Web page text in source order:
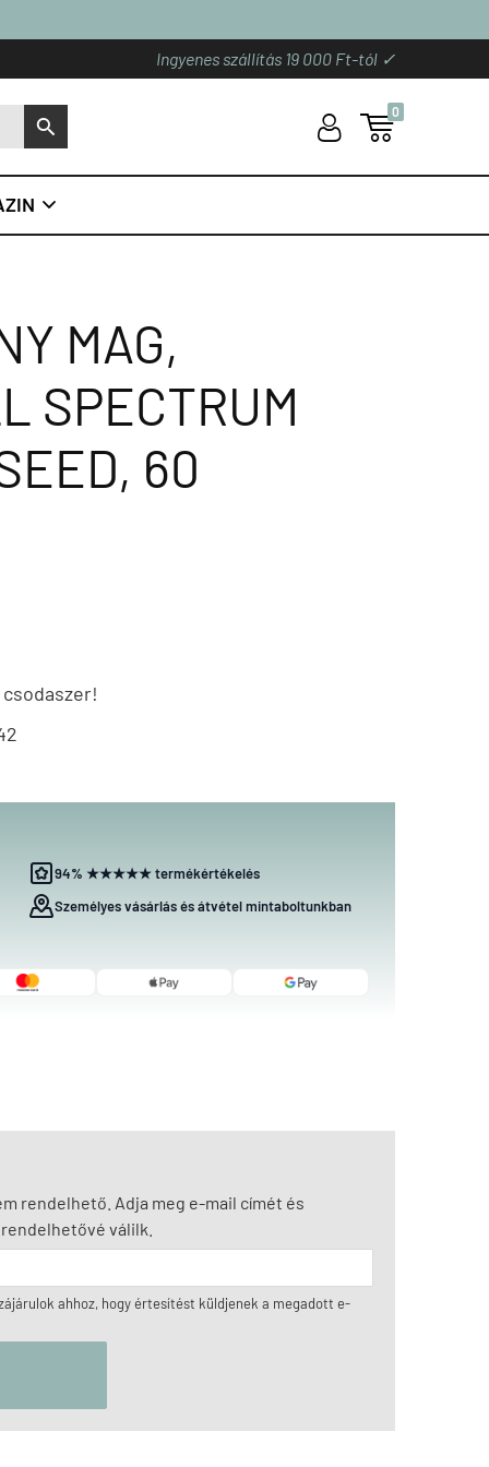
Ingyenes szállítás 19 000 Ft-tól ✓
S U 
0

MAG,
SPECTRUM
60
94% ★★★★★ termékértékelés
Személyes vásárlás és átvétel mintaboltunkban
rendelhető. Adja meg e-mail címét és
válilk.
ahhoz, hogy értesítést küldjenek a megadott e-